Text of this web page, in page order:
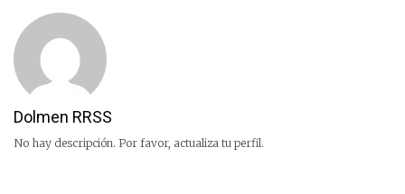
Dolmen RRSS
No hay descripción. Por favor, actualiza tu perfil.